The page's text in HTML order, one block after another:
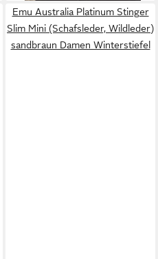
Emu Australia Platinum Stinger
Slim Mini (Schafsleder, Wildleder)
sandbraun Damen Winterstiefel